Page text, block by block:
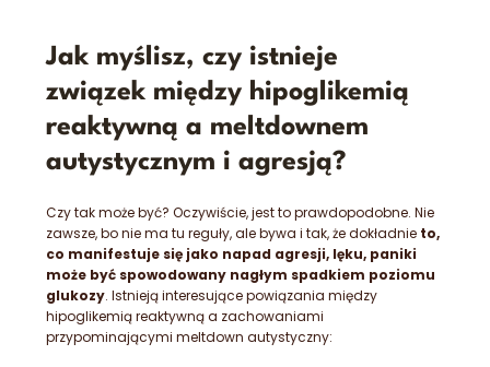
Jak myślisz, czy istnieje
związek między hipoglikemią
reaktywną a meltdownem
autystycznym i agresją?
Czy tak może być? Oczywiście, jest to prawdopodobne. Nie
zawsze, bo nie ma tu reguły, ale bywa i tak, że dokładnie to,
co manifestuje się jako napad agresji, lęku, paniki
może być spowodowany nagłym spadkiem poziomu
glukozy. Istnieją interesujące powiązania między
hipoglikemią reaktywną a zachowaniami
przypominającymi meltdown autystyczny: